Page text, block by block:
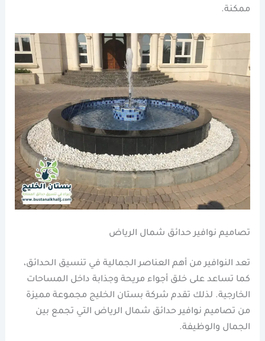
ممكنة.
تصاميم نوافير حدائق شمال الرياض
تعد النوافير من أهم العناصر الجمالية في تنسيق الحدائق،
كما تساعد على خلق أجواء مريحة وجذابة داخل المساحات
الخارجية. لذلك تقدم شركة بستان الخليج مجموعة مميزة
من تصاميم نوافير حدائق شمال الرياض التي تجمع بين
الجمال والوظيفة.